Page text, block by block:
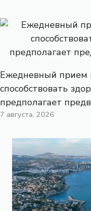
Ежедневный прием
способствовать
предполагает
7 августа, 2026